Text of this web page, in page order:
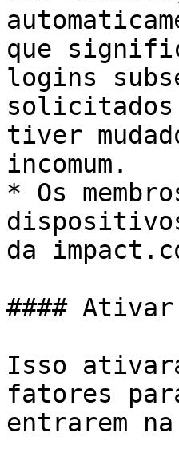
que
logins
solicitados
tiver
incomum.
* Os
da
####
Isso
fatores
entrarem